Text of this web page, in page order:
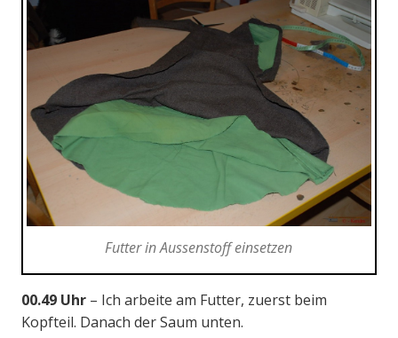
Futter in Aussenstoff einsetzen
00.49 Uhr– Ich arbeite am Futter, zuerst beim
Kopfteil. Danach der Saum unten.